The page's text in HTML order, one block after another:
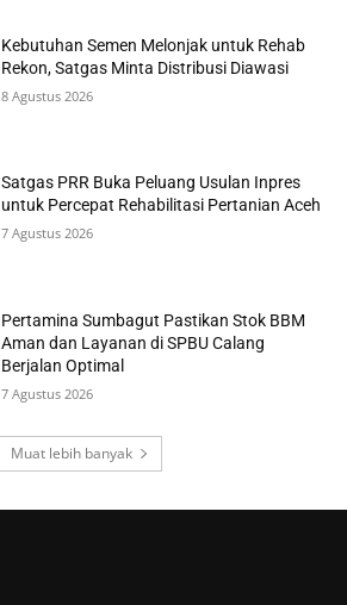
Kebutuhan Semen Melonjak untuk Rehab
Rekon, Satgas Minta Distribusi Diawasi
8 Agustus 2026
Satgas PRR Buka Peluang Usulan Inpres
untuk Percepat Rehabilitasi Pertanian Aceh
7 Agustus 2026
Pertamina Sumbagut Pastikan Stok BBM
Aman dan Layanan di SPBU Calang
Berjalan Optimal
7 Agustus 2026
Muat lebih banyak